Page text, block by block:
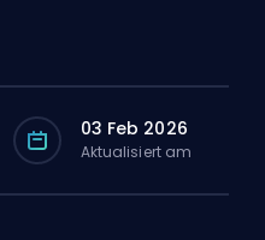
03 Feb 2026
Aktualisiert am